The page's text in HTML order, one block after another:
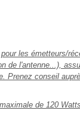
les émetteurs/
de l'antenne...),
Prenez conseil
de 120